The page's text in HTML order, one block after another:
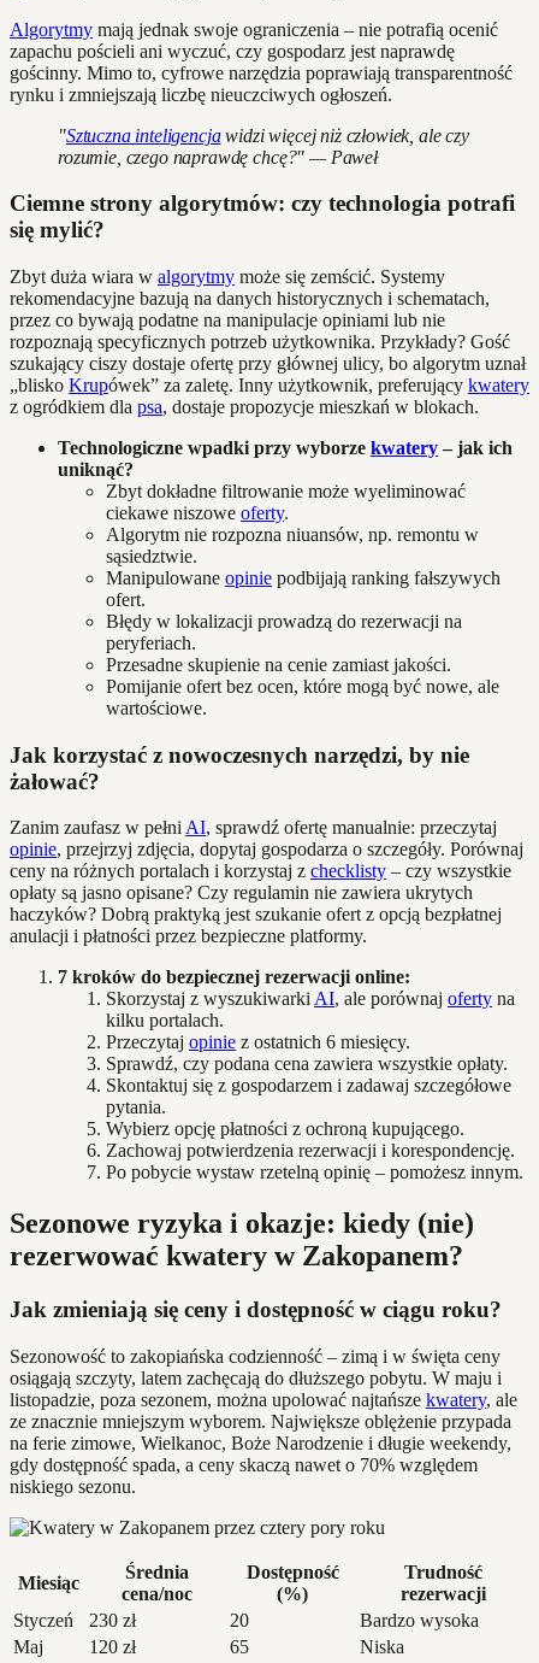
Algorytmy mają jednak swoje ograniczenia – nie potrafią ocenić
zapachu pościeli ani wyczuć, czy gospodarz jest naprawdę
gościnny. Mimo to, cyfrowe narzędzia poprawiają transparentność
rynku i zmniejszają liczbę nieuczciwych ogłoszeń.
"Sztuczna inteligencjawidzi więcej niż człowiek, ale czy
rozumie, czego naprawdę chcę?" — Paweł
Ciemne strony algorytmów: czy technologia potrafi
się mylić?
Zbyt duża wiara w algorytmy może się zemścić. Systemy
rekomendacyjne bazują na danych historycznych i schematach,
przez co bywają podatne na manipulacje opiniami lub nie
rozpoznają specyficznych potrzeb użytkownika. Przykłady? Gość
szukający ciszy dostaje ofertę przy głównej ulicy, bo algorytm uznał
„blisko Krupówek” za zaletę. Inny użytkownik, preferujący kwatery
z ogródkiem dla psa, dostaje propozycje mieszkań w blokach.
Technologiczne wpadki przy wyborze kwatery– jak ich
uniknąć?
Zbyt dokładne filtrowanie może wyeliminować
ciekawe niszowe oferty.
Algorytm nie rozpozna niuansów, np. remontu w
sąsiedztwie.
Manipulowane opinie podbijają ranking fałszywych
ofert.
Błędy w lokalizacji prowadzą do rezerwacji na
peryferiach.
Przesadne skupienie na cenie zamiast jakości.
Pomijanie ofert bez ocen, które mogą być nowe, ale
wartościowe.
Jak korzystać z nowoczesnych narzędzi, by nie
żałować?
Zanim zaufasz w pełniAI, sprawdź ofertę manualnie: przeczytaj
opinie, przejrzyj zdjęcia, dopytaj gospodarza o szczegóły. Porównaj
ceny na różnych portalach i korzystaj z checklisty – czy wszystkie
opłaty są jasno opisane? Czy regulamin nie zawiera ukrytych
haczyków? Dobrą praktyką jest szukanie ofert z opcją bezpłatnej
anulacji i płatności przez bezpieczne platformy.
7 kroków do bezpiecznej rezerwacji online:
Skorzystaj z wyszukiwarkiAI, ale porównaj oferty na
kilku portalach.
Przeczytaj opinie z ostatnich 6 miesięcy.
Sprawdź, czy podana cena zawiera wszystkie opłaty.
Skontaktuj się z gospodarzem i zadawaj szczegółowe
pytania.
Wybierz opcję płatności z ochroną kupującego.
Zachowaj potwierdzenia rezerwacji i korespondencję.
Po pobycie wystaw rzetelną opinię – pomożesz innym.
Sezonowe ryzyka i okazje: kiedy (nie)
rezerwować kwatery w Zakopanem?
Jak zmieniają się ceny i dostępność w ciągu roku?
Sezonowość to zakopiańska codzienność – zimą i w święta ceny
osiągają szczyty, latem zachęcają do dłuższego pobytu. W maju i
listopadzie, poza sezonem, można upolować najtańsze kwatery, ale
ze znacznie mniejszym wyborem. Największe oblężenie przypada
na ferie zimowe, Wielkanoc, Boże Narodzenie i długie weekendy,
gdy dostępność spada, a ceny skaczą nawet o 70% względem
niskiego sezonu.
Miesiąc
Średnia
cena/noc
Dostępność
(%)
Trudność
rezerwacji
Styczeń
230 zł 20
Bardzo wysoka
Maj
120 zł 65 Niska